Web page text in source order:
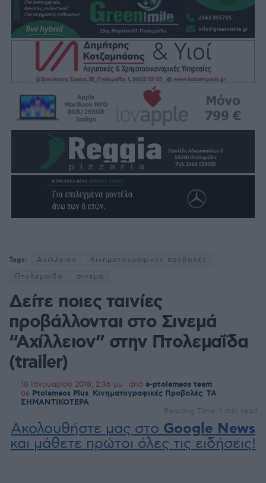
Tags: Αχίλλειον
Κινηματογραφικές προβολές
Πτολεμαΐδα
σινεμά
Δείτε ποιες ταινίες
προβάλλονται στο Σινεμά
“Αχίλλειον” στην Πτολεμαΐδα
(trailer)
18 Ιανουαρίου 2018, 2:36 μμ από e-ptolemeos team
σε Ptolemeos Plus Κινηματογραφικές Προβολές ΤΑ
ΣΗΜΑΝΤΙΚΟΤΕΡΑ
Reading Time: 1 min read
Ακολουθήστε μας στο Google News
και μάθετε πρώτοι όλες τις ειδήσεις!